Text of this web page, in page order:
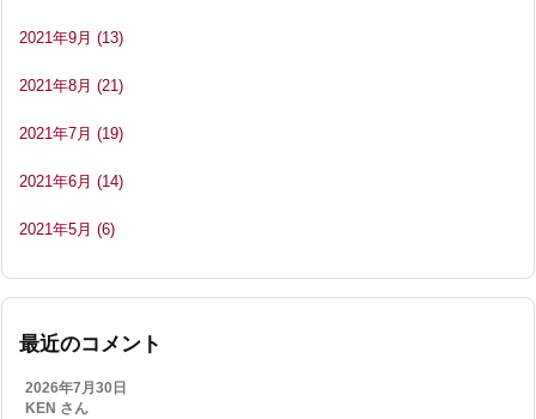
2021年9月 (13)
2021年8月 (21)
2021年7月 (19)
2021年6月 (14)
2021年5月 (6)
最近のコメント
2026年7月30日
KEN さん